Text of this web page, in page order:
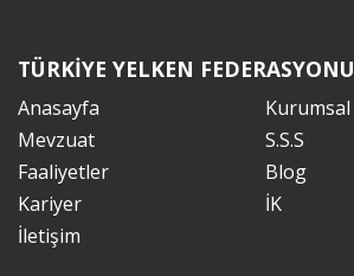
TÜRKİYE YELKEN FEDERASYONU
Anasayfa
Kurumsal
Mevzuat
S.S.S
Faaliyetler
Blog
Kariyer
İK
İletişim